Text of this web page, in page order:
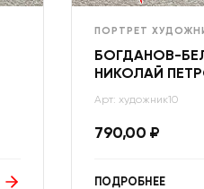
ПОРТРЕТ
БОГДАНОВ-
НИКОЛАЙ
Арт: художник10
790,00 ₽
ПОДРОБНЕЕ